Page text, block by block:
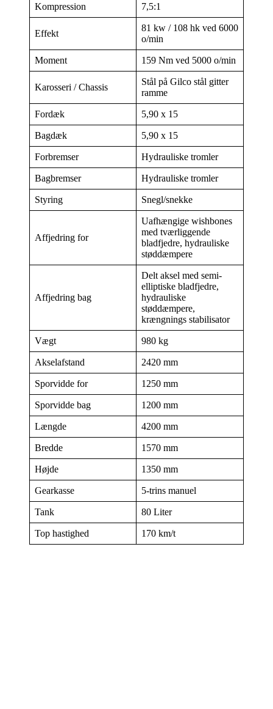
Kompression 7,5:1
Effekt
81 kw / 108 hk ved 6000
o/min
Moment 159 Nm ved 5000 o/min
Karosseri / Chassis
Stål på Gilco stål gitter
ramme
Fordæk 5,90 x 15
Bagdæk 5,90 x 15
Forbremser Hydrauliske tromler
Bagbremser Hydrauliske tromler
Styring Snegl/snekke
Affjedring for
Uafhængige wishbones
med tværliggende
bladfjedre, hydrauliske
støddæmpere
Affjedring bag
Delt aksel med semi-
elliptiske bladfjedre,
hydrauliske
støddæmpere,
krængnings stabilisator
Vægt 980 kg
Akselafstand 2420 mm
Sporvidde for 1250 mm
Sporvidde bag 1200 mm
Længde 4200 mm
Bredde 1570 mm
Højde 1350 mm
Gearkasse 5-trins manuel
Tank 80 Liter
Top hastighed 170 km/t